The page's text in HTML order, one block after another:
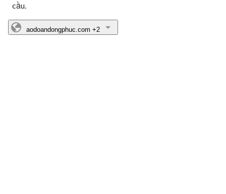
cầu.
aodoandongphuc.com +2